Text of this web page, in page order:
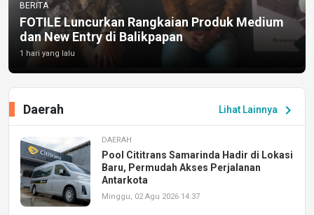
BERITA
FOTILE Luncurkan Rangkaian Produk Medium
dan New Entry di Balikpapan
1 hari yang lalu
Lihat Lainnya chevron_right
Daerah
DAERAH
Pool Cititrans Samarinda Hadir di Lokasi
Baru, Permudah Akses Perjalanan
Antarkota
Minggu, 02 Agu 2026 14:37